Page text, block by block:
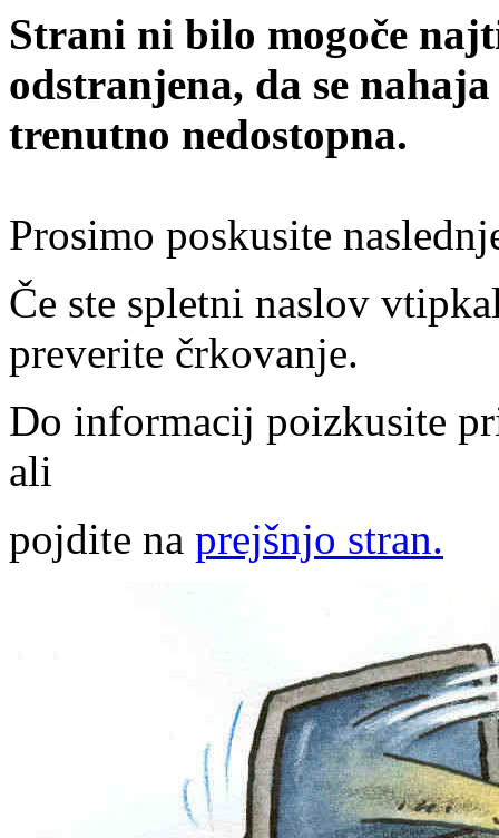
Strani ni bilo mogoče
odstranjena, da se
trenutno nedostopna.
Prosimo poskusite
Če ste spletni naslov
preverite črkovanje.
Do informacij poizkusite
ali
pojdite na prejšnjo stran.